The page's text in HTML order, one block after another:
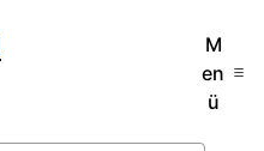
M
en
ü